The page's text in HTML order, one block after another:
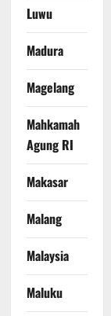
Luwu
Madura
Magelang
Mahkamah
Agung RI
Makasar
Malang
Malaysia
Maluku